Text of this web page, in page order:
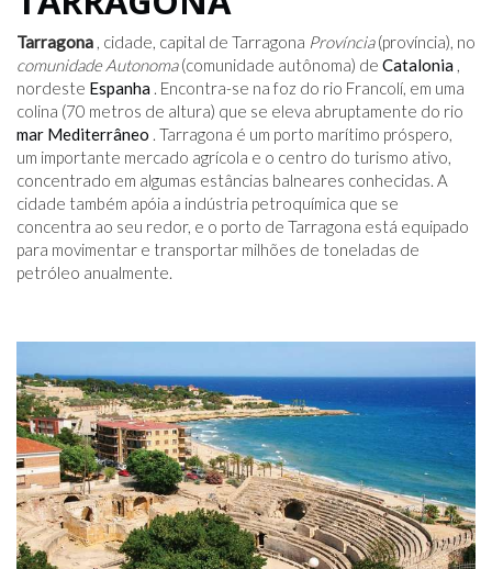
COMPANHEIRO
COMEÇA
COM
UM
ESTRONDO
Tarragona , cidade, capital de Tarragona Província(província), no
comunidade Autonoma(comunidade autônoma) de Catalonia ,
nordeste Espanha . Encontra-se na foz do rio Francolí, em uma
colina (70 metros de altura) que se eleva abruptamente do rio
mar Mediterrâneo . Tarragona é um porto marítimo próspero,
um importante mercado agrícola e o centro do turismo ativo,
concentrado em algumas estâncias balneares conhecidas. A
cidade também apóia a indústria petroquímica que se
concentra ao seu redor, e o porto de Tarragona está equipado
para movimentar e transportar milhões de toneladas de
petróleo anualmente.